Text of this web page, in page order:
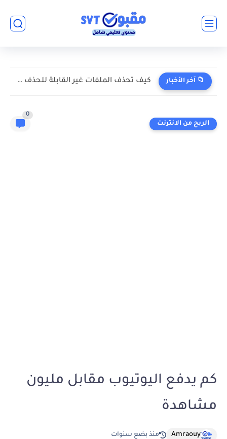
📁 آخر الأخبار كيف تحذف الملفات غير القابلة للحذف بلا استخدام برامج؟ اكتشف...
الربح من الانترنت
0
كم يدفع اليوتيوب مقابل مليون
مشاهدة
Amraouy منذ بضع سنوات